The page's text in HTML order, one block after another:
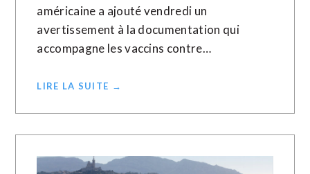
américaine a ajouté vendredi un
avertissement à la documentation qui
accompagne les vaccins contre…
LIRE LA SUITE →